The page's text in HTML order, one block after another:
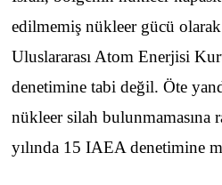
edilmemiş nükleer gücü
Uluslararası Atom Enerjisi
denetimine tabi değil. Öte
nükleer silah bulunmamasına
yılında 15 IAEA denetimine